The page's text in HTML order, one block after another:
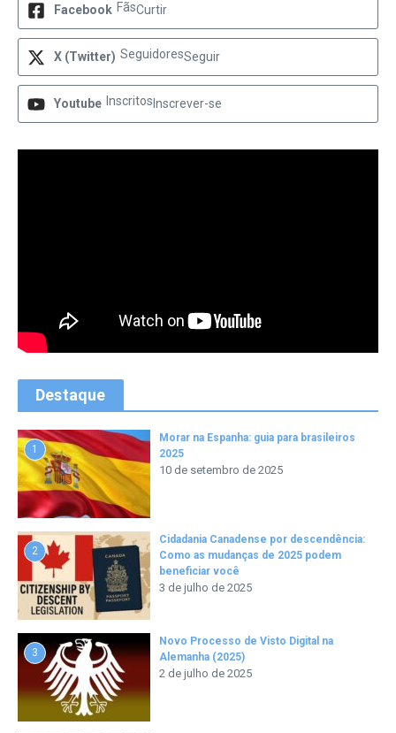
Facebook FãsCurtir
X (Twitter) SeguidoresSeguir
Youtube Inscritos Inscrever-se
Destaque
1
Morar na Espanha: guia para brasileiros
2025
10 de setembro de 2025
2
Cidadania Canadense por descendência:
Como as mudanças de 2025 podem
beneficiar você
3 de julho de 2025
3
Novo Processo de Visto Digital na
Alemanha (2025)
2 de julho de 2025